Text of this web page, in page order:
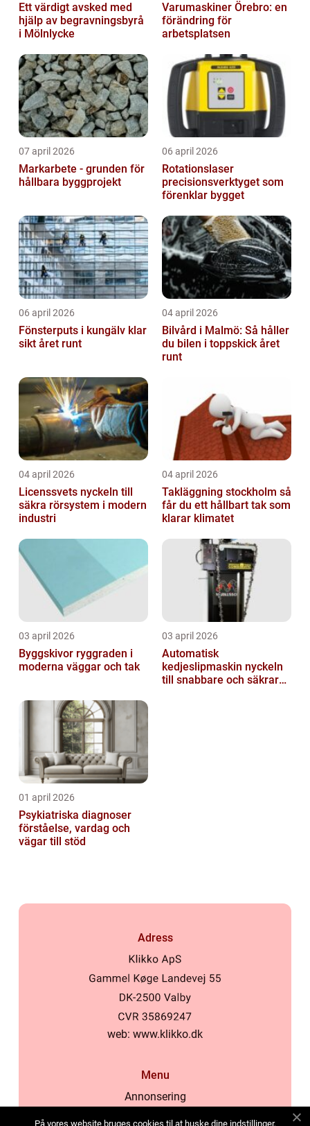
Ett värdigt avsked med
hjälp av begravningsbyrå
i Mölnlycke
Varumaskiner Örebro: en
förändring för
arbetsplatsen
07 april 2026
Markarbete - grunden för
hållbara byggprojekt
06 april 2026
Rotationslaser
precisionsverktyget som
förenklar bygget
06 april 2026
Fönsterputs i kungälv klar
sikt året runt
04 april 2026
Bilvård i Malmö: Så håller
du bilen i toppskick året
runt
04 april 2026
Licenssvets nyckeln till
säkra rörsystem i modern
industri
04 april 2026
Takläggning stockholm så
får du ett hållbart tak som
klarar klimatet
03 april 2026
Byggskivor ryggraden i
moderna väggar och tak
03 april 2026
Automatisk
kedjeslipmaskin nyckeln
till snabbare och säkrare
01 april 2026
Psykiatriska diagnoser
förståelse, vardag och
vägar till stöd
Adress
web: www.klikko.dk
Menu
Annonsering
På vores website bruges cookies til at huske dine indstillinger,